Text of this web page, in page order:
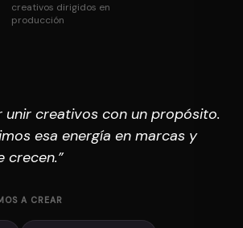
creativos dirigidos en
producción
unir creativos con un propósito.
esa energía en marcas y
crecen.”
A CREAR